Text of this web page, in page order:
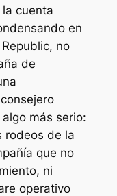
cuenta
en
, no
de
más serio:
rodeos de la
que no
ni
operativo